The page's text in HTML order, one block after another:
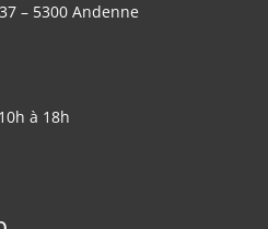
– 5300 Andenne
à 18h